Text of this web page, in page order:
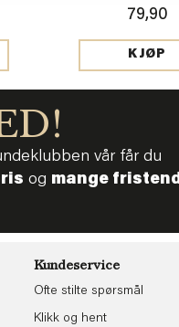
79,90
KJØP
vår får du
og mange
Kundeservice
Ofte stilte spørsmål
Klikk og hent